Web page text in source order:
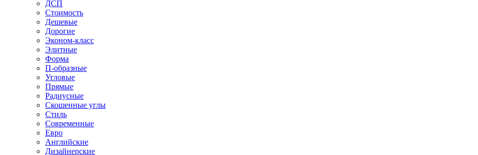
ДСП
Стоимость
Дешевые
Дорогие
Эконом-класс
Элитные
Форма
П-образные
Угловые
Прямые
Радиусные
Скошенные углы
Стиль
Современные
Евро
Английские
Дизайнерские